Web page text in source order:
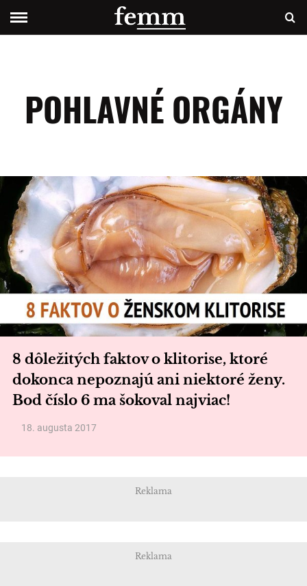
POHLAVNÉ ORGÁNY
8 dôležitých faktov o klitorise, ktoré
dokonca nepoznajú ani niektoré ženy.
Bod číslo 6 ma šokoval najviac!
18. augusta 2017
Reklama
Reklama